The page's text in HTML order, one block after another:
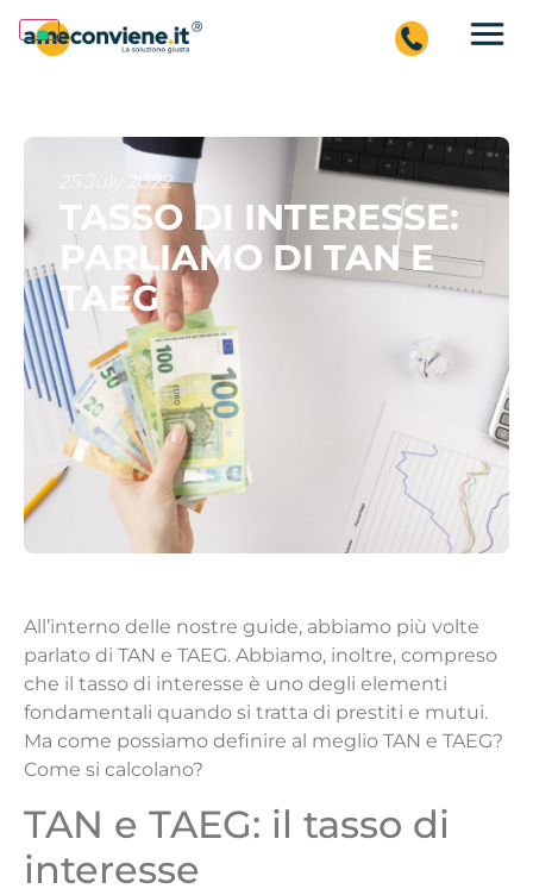
25 July 2022
TASSO DI INTERESSE:
PARLIAMO DI TAN E
TAEG
All’interno delle nostre guide, abbiamo più volte
parlato di TAN e TAEG. Abbiamo, inoltre, compreso
che il tasso di interesse è uno degli elementi
fondamentali quando si tratta di prestiti e mutui.
Ma come possiamo definire al meglio TAN e TAEG?
Come si calcolano?
TAN e TAEG: il tasso di
interesse